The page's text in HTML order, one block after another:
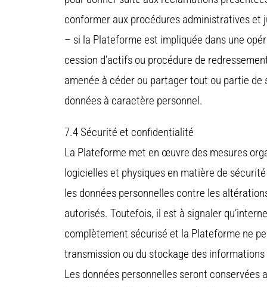
conformer aux procédures administratives et
– si la Plateforme est impliquée dans une
cession d’actifs ou procédure de
amenée à céder ou partager tout ou partie
données à caractère personnel.
7.4 Sécurité et confidentialité
La Plateforme met en œuvre des mesures
logicielles et physiques en matière de
les données personnelles contre les
autorisés. Toutefois, il est à signaler
complètement sécurisé et la Plateforme ne
transmission ou du stockage des
Les données personnelles seront conservées